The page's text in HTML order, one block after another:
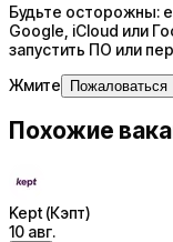
Будьте осторожны:
Google, iCloud или
запустить ПО или
Жмите
Пожаловаться
Похожие
Kept (Кэпт)
10 авг.